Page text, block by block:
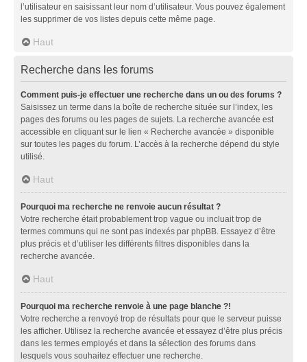
l’utilisateur en saisissant leur nom d’utilisateur. Vous pouvez également
les supprimer de vos listes depuis cette même page.
Haut
Recherche dans les forums
Comment puis-je effectuer une recherche dans un ou des forums ?
Saisissez un terme dans la boîte de recherche située sur l’index, les
pages des forums ou les pages de sujets. La recherche avancée est
accessible en cliquant sur le lien « Recherche avancée » disponible
sur toutes les pages du forum. L’accès à la recherche dépend du style
utilisé.
Haut
Pourquoi ma recherche ne renvoie aucun résultat ?
Votre recherche était probablement trop vague ou incluait trop de
termes communs qui ne sont pas indexés par phpBB. Essayez d’être
plus précis et d’utiliser les différents filtres disponibles dans la
recherche avancée.
Haut
Pourquoi ma recherche renvoie à une page blanche ?!
Votre recherche a renvoyé trop de résultats pour que le serveur puisse
les afficher. Utilisez la recherche avancée et essayez d’être plus précis
dans les termes employés et dans la sélection des forums dans
lesquels vous souhaitez effectuer une recherche.